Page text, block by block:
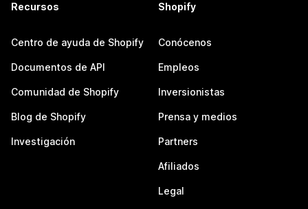
Recursos
Centro de ayuda de Shopify
Documentos de API
Comunidad de Shopify
Blog de Shopify
Investigación
Shopify
Conócenos
Empleos
Inversionistas
Prensa y medios
Partners
Afiliados
Legal